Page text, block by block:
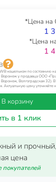
*Цена на
1
*Цена
1
кошельком по состоянию на
Воронеж у продавца ООО
Волгоградская 32). В
Актуальную цену уточняйте
В корзину
в 1 клик
и прочный,
цена